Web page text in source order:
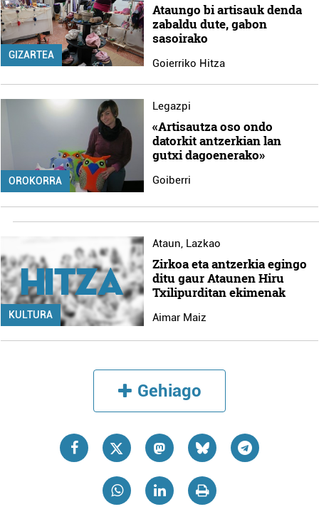
GIZARTEA
Ataungo bi artisauk denda
zabaldu dute, gabon
sasoirako
Goierriko Hitza
OROKORRA
Legazpi
«Artisautza oso ondo
datorkit antzerkian lan
gutxi dagoenerako»
Goiberri
KULTURA
Ataun, Lazkao
Zirkoa eta antzerkia egingo
ditu gaur Ataunen Hiru
Txilipurditan ekimenak
Aimar Maiz
Gehiago